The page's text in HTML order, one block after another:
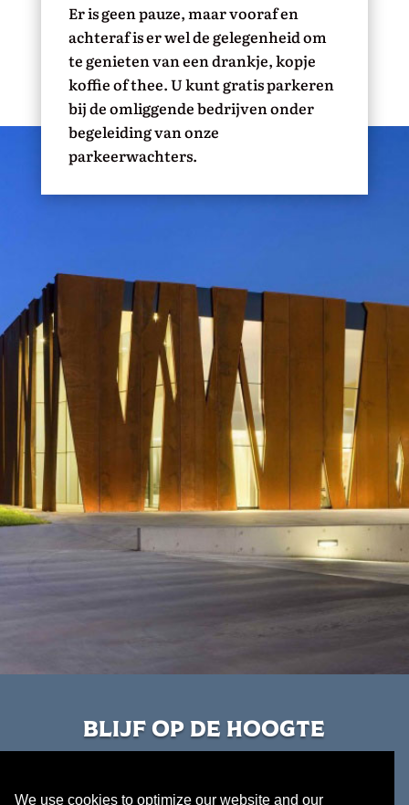
We use cookies to optimize our website and our
Er is geen pauze, maar vooraf en
achteraf is er wel de gelegenheid om
te genieten van een drankje, kopje
koffie of thee. U kunt gratis parkeren
bij de omliggende bedrijven onder
begeleiding van onze
parkeerwachters.
blijf op de hoogte
ontwikkelingen? Volg ons dan via Instagram,